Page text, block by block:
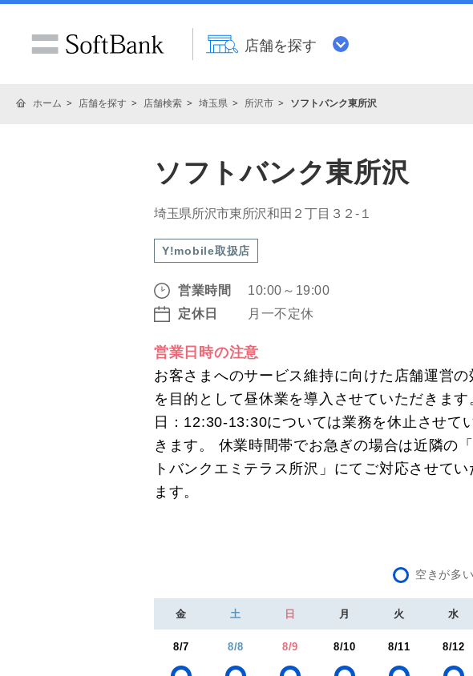
店舗を探す
ホーム 店舗を探す 店舗検索 埼玉県 所沢市 ソフトバンク東所沢
ソフトバンク東所沢
埼玉県所沢市東所沢和田２丁目３２‐１
Y!mobile取扱店
営業時間
10:00～19:00
定休日
月一不定休
営業日時の注意
お客さまへのサービス維持に向けた店舗運営の
を目的として昼休業を導入させていただきます
日：12:30-13:30については業務を休止させて
きます。 休業時間帯でお急ぎの場合は近隣の
トバンクエミテラス所沢」にてご対応させてい
ます。
空きが多い
金 土 日 月 火 水
8/7 8/8 8/9 8/10 8/11 8/12